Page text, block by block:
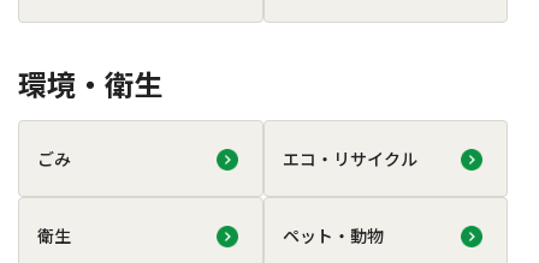
環境・衛生
ごみ エコ・リサイクル
衛生 ペット・動物